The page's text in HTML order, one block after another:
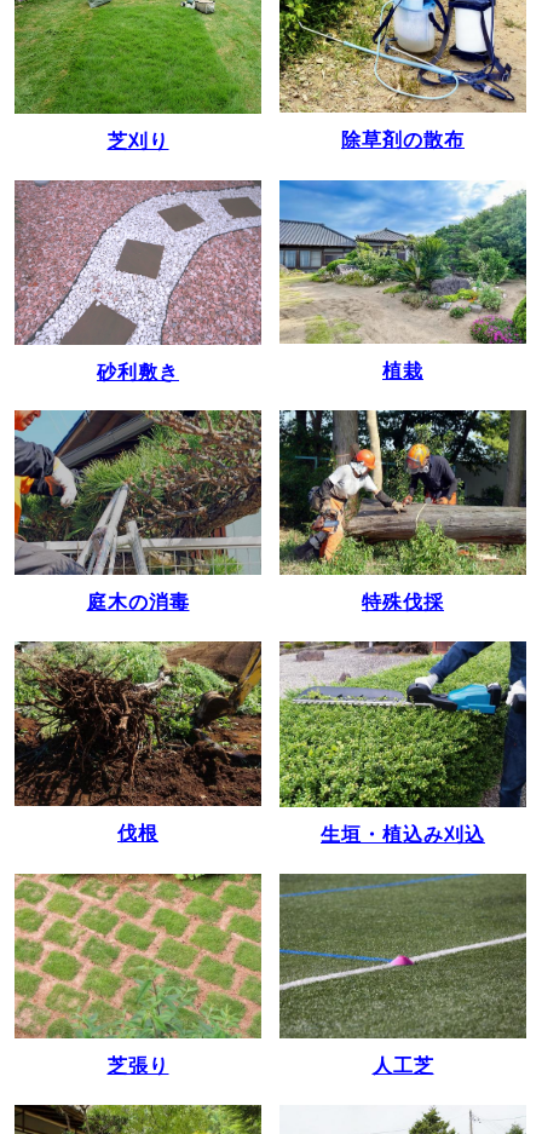
芝刈り 除草剤の散布
砂利敷き 植栽
庭木の消毒 特殊伐採
伐根 生垣・植込み刈込
芝張り 人工芝